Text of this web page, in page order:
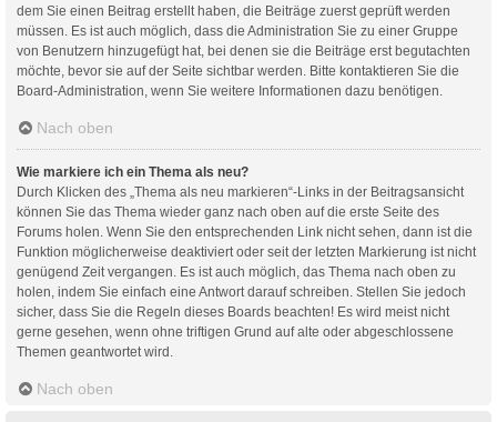
dem Sie einen Beitrag erstellt haben, die Beiträge zuerst geprüft werden
müssen. Es ist auch möglich, dass die Administration Sie zu einer Gruppe
von Benutzern hinzugefügt hat, bei denen sie die Beiträge erst begutachten
möchte, bevor sie auf der Seite sichtbar werden. Bitte kontaktieren Sie die
Board-Administration, wenn Sie weitere Informationen dazu benötigen.
Nach oben
Wie markiere ich ein Thema als neu?
Durch Klicken des „Thema als neu markieren“-Links in der Beitragsansicht
können Sie das Thema wieder ganz nach oben auf die erste Seite des
Forums holen. Wenn Sie den entsprechenden Link nicht sehen, dann ist die
Funktion möglicherweise deaktiviert oder seit der letzten Markierung ist nicht
genügend Zeit vergangen. Es ist auch möglich, das Thema nach oben zu
holen, indem Sie einfach eine Antwort darauf schreiben. Stellen Sie jedoch
sicher, dass Sie die Regeln dieses Boards beachten! Es wird meist nicht
gerne gesehen, wenn ohne triftigen Grund auf alte oder abgeschlossene
Themen geantwortet wird.
Nach oben